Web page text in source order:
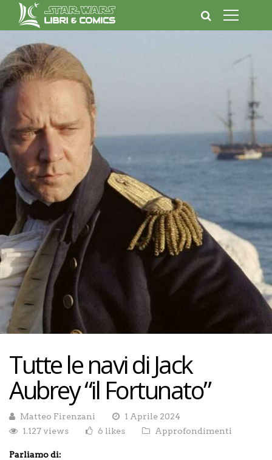
Tutte le navi di Jack
Aubrey “il Fortunato”
Matteo Firenzani
1 Aprile 2024
1.127 views
6 likes Approfondimenti
Parliamo di: